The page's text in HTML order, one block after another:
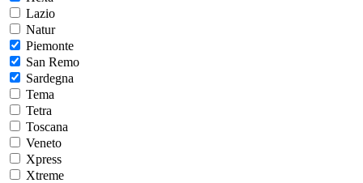
Lazio
Natur
Piemonte
San Remo
Sardegna
Tema
Tetra
Toscana
Veneto
Xpress
Xtreme